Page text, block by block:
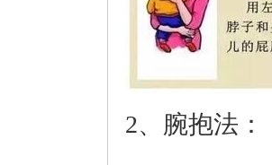
2、 腕抱法：